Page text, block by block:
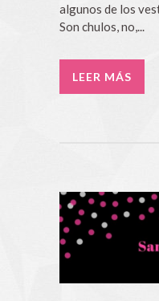
algunos de los
Son chulos, no,...
LEER MÁS